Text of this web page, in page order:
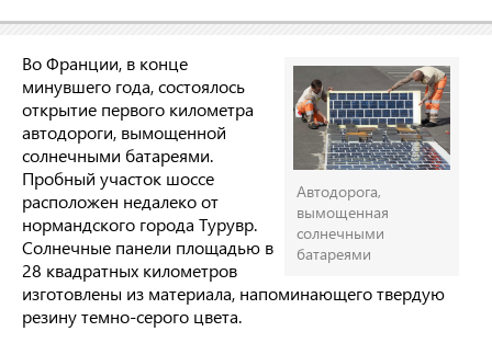
Автодорога,
вымощенная
солнечными
батареями
Во Франции, в конце
минувшего года, состоялось
открытие первого километра
автодороги, вымощенной
солнечными батареями.
Пробный участок шоссе
расположен недалеко от
нормандского города Турувр.
Солнечные панели площадью в
28 квадратных километров
изготовлены из материала, напоминающего твердую
резину темно-серого цвета.